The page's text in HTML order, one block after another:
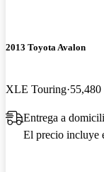
2013 Toyota Avalon
XLE Touring
Entrega a
El precio incluye